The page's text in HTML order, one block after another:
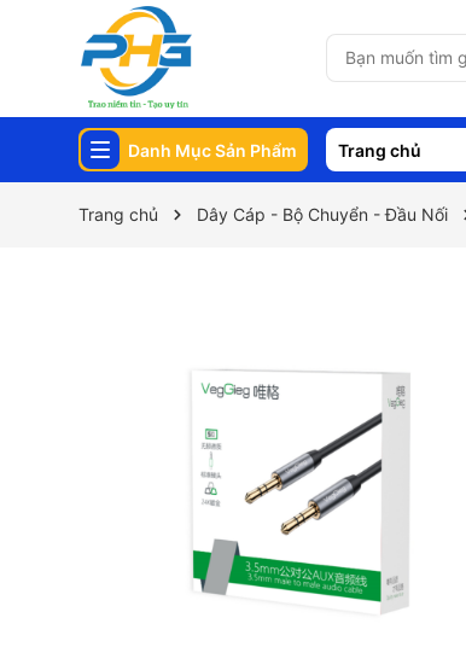
Danh Mục Sản Phẩm Trang chủ
Trang chủ Dây Cáp - Bộ Chuyển - Đầu Nối